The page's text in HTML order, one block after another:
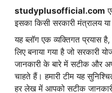
studyplusofficial.com
इसका किसी सरकारी मंत्रालय
यह ब्लॉग एक व्यक्तिगत प्रयास
लिए बनाया गया है जो सरकारी
जानकारी के बारे में सटीक और
चाहते हैं। हमारी टीम यह
हर लेख में आपको सटीक